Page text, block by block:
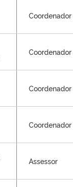
Coordenador
Coordenador
Coordenador
Coordenador
Assessor